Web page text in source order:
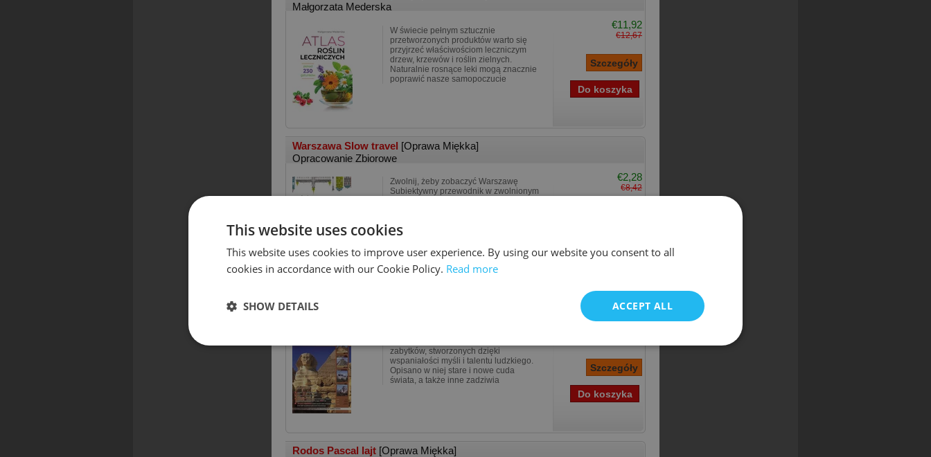
Małgorzata Mederska
W świecie pełnym sztucznie
przetworzonych produktów warto się
przyjrzeć właściwościom leczniczym
drzew, krzewów i roślin zielnych.
Naturalnie rosnące leki mogą znacznie
poprawić nasze samopoczucie
€11,92
€12,67
Warszawa Slow travel [Oprawa Miękka]
Opracowanie Zbiorowe
Zwolnij, żeby zobaczyć Warszawę
Subiektywny przewodnik w zwolnionym
niej stosunek tkliwy.
€2,28
€8,42
[Oprawa Miękka]
zabytków, stworzonych dzięki
wspaniałości myśli i talentu ludzkiego.
Opisano w niej stare i nowe cuda
świata, a także inne zadziwia
Rodos Pascal lajt [Oprawa Miękka]
This website uses cookies
This website uses cookies to improve user experience. By using our website you consent to all
cookies in accordance with our Cookie Policy. Read more
ACCEPT ALL
SHOW DETAILS